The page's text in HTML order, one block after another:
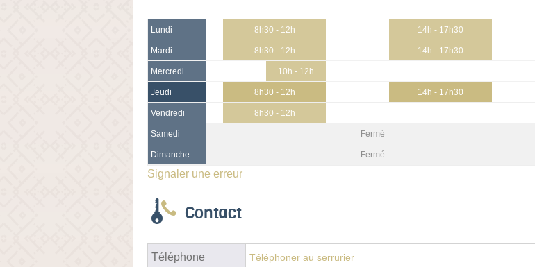
Lundi 8h30 - 12h 14h - 17h30
Mardi 8h30 - 12h 14h - 17h30
Mercredi 10h - 12h
Jeudi 8h30 - 12h 14h - 17h30
Vendredi 8h30 - 12h
Samedi Fermé
Dimanche Fermé
Signaler une erreur
Contact
Téléphone Téléphoner au serrurier